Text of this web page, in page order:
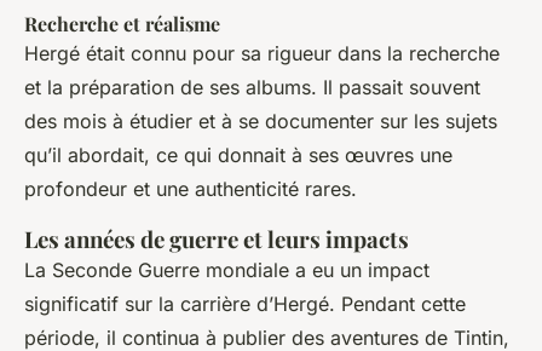
Recherche et réalisme
Hergé était connu pour sa rigueur dans la recherche
et la préparation de ses albums. Il passait souvent
des mois à étudier et à se documenter sur les sujets
qu’il abordait, ce qui donnait à ses œuvres une
profondeur et une authenticité rares.
Les années de guerre et leurs impacts
La Seconde Guerre mondiale a eu un impact
significatif sur la carrière d’Hergé. Pendant cette
période, il continua à publier des aventures de Tintin,